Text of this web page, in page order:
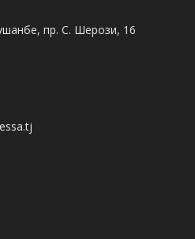
пр. С. Шерози, 16